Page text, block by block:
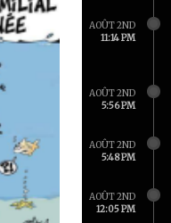
AOÛT 2ND
11:14 PM
AOÛT 2ND
5:56 PM
AOÛT 2ND
5:48 PM
AOÛT 2ND
12:05 PM